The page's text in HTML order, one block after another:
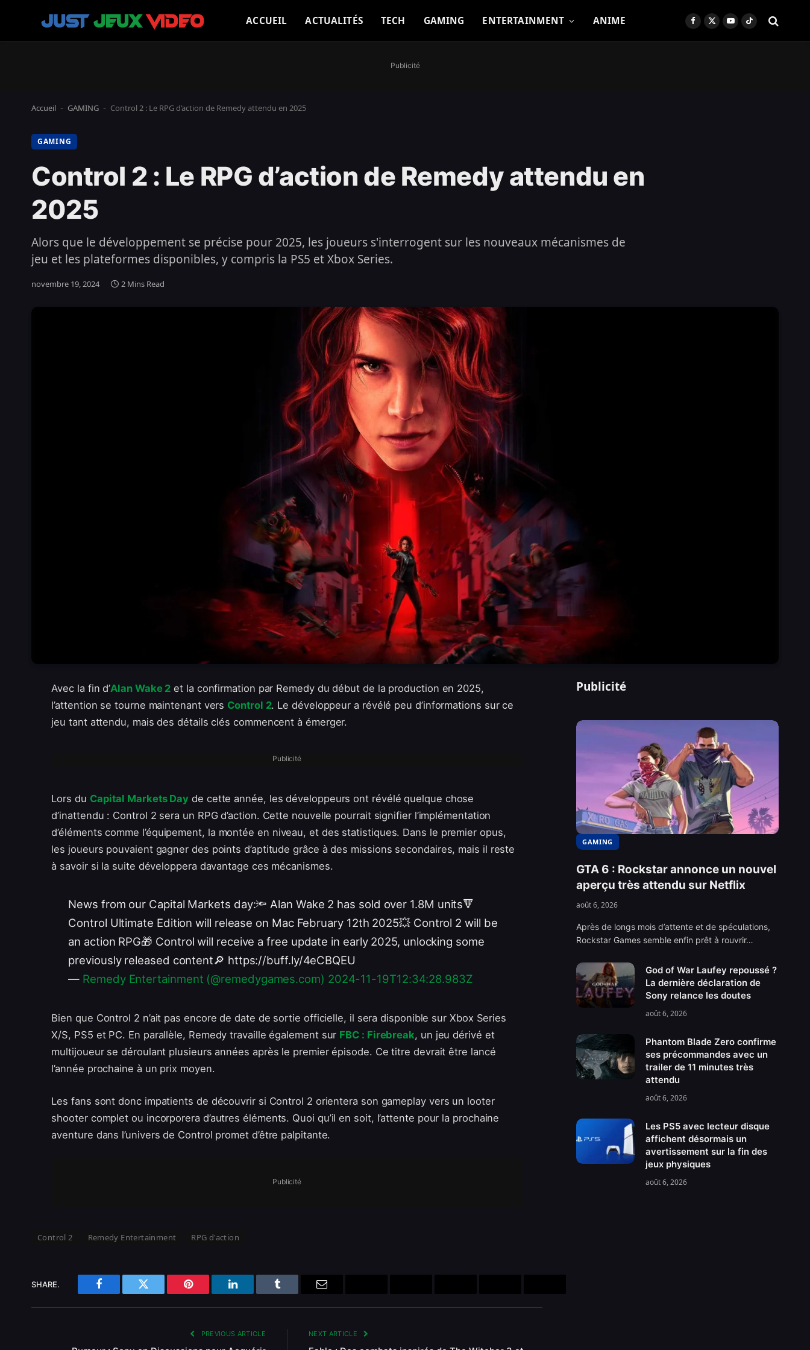
ACCUEIL ACTUALITÉS TECH GAMING ENTERTAINMENT ANIME Facebook
X
YouTubeTikTok
Publicité
Accueil - GAMING - Control 2 : Le RPG d’action de Remedy attendu en 2025
GAMING
Control 2 : Le RPG d’action de Remedy attendu en
2025
Alors que le développement se précise pour 2025, les joueurs s'interrogent sur les nouveaux mécanismes de
jeu et les plateformes disponibles, y compris la PS5 et Xbox Series.
novembre 19, 2024 2 Mins Read
Avec la fin d’Alan Wake 2 et la confirmation par Remedy du début de la production en 2025,
l’attention se tourne maintenant vers Control 2. Le développeur a révélé peu d’informations sur ce
jeu tant attendu, mais des détails clés commencent à émerger.
Publicité
Lors du Capital Markets Day de cette année, les développeurs ont révélé quelque chose
d’inattendu : Control 2 sera un RPG d’action. Cette nouvelle pourrait signifier l’implémentation
d’éléments comme l’équipement, la montée en niveau, et des statistiques. Dans le premier opus,
les joueurs pouvaient gagner des points d’aptitude grâce à des missions secondaires, mais il reste
à savoir si la suite développera davantage ces mécanismes.
News from our Capital Markets day:🔦 Alan Wake 2 has sold over 1.8M units🔻
Control Ultimate Edition will release on Mac February 12th 2025💥 Control 2 will be
an action RPG🎁 Control will receive a free update in early 2025, unlocking some
previously released content🔎 https://buff.ly/4eCBQEU
— Remedy Entertainment (@remedygames.com) 2024-11-19T12:34:28.983Z
Bien que Control 2 n’ait pas encore de date de sortie officielle, il sera disponible sur Xbox Series
X/S, PS5 et PC. En parallèle, Remedy travaille également sur FBC : Firebreak, un jeu dérivé et
multijoueur se déroulant plusieurs années après le premier épisode. Ce titre devrait être lancé
l’année prochaine à un prix moyen.
Les fans sont donc impatients de découvrir si Control 2 orientera son gameplay vers un looter
shooter complet ou incorporera d’autres éléments. Quoi qu’il en soit, l’attente pour la prochaine
aventure dans l’univers de Control promet d’être palpitante.
Publicité
Control 2 Remedy Entertainment RPG d'action
SHARE.
Facebook Twitter Pinterest LinkedIn Tumblr
PREVIOUS ARTICLE NEXT ARTICLE
Publicité
GAMING
GTA 6 : Rockstar annonce un nouvel
aperçu très attendu sur Netflix
août 6, 2026
Après de longs mois d’attente et de spéculations,
Rockstar Games semble enfin prêt à rouvrir…
God of War Laufey repoussé ?
La dernière déclaration de
Sony relance les doutes
août 6, 2026
Phantom Blade Zero confirme
ses précommandes avec un
trailer de 11 minutes très
attendu
août 6, 2026
Les PS5 avec lecteur disque
affichent désormais un
avertissement sur la fin des
jeux physiques
août 6, 2026